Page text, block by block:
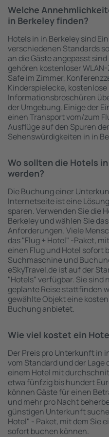
Welche
in Berkeley finden?
Hotels in in Berkeley sind
verschiedenen Standards
an die Gäste angepasst
gehören kostenloser
Safe im Zimmer,
Kinderspielecke,
Informationsbroschüren
der Umgebung. Einige der
einen Transport vom/zum
Ausflüge auf den Spuren
Sehenswürdigkeiten in in
Wo sollten die Hotels
werden?
Die Buchung einer
Internetseite ist eine
sparen. Verwenden Sie die
Berkeley und wählen Sie
Anforderungen. Viele
das "Flug + Hotel" -Paket,
einen Flug und Hotel sofort
Suchmaschine und
eSkyTravel.de ist auf der
"Hotels" verfügbar. Sie sind
geplante Reise stattfinden
gewählte Objekt eine
Buchung anbietet.
Wie viel kostet ein
Der Preis pro Unterkunft in
vom Standard und der Lage
einem Hotel mit
etwa fünfzig bis hundert
können Gäste für einen
und mehr pro Nacht
günstigen Unterkunft
Hotel" - Paket, mit dem Sie
sofort buchen können.